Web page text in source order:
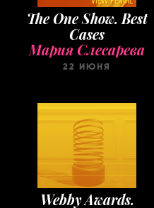
The One Show. Best
Cases
Мария Слесарева
22 ИЮНЯ
Webby Awards.